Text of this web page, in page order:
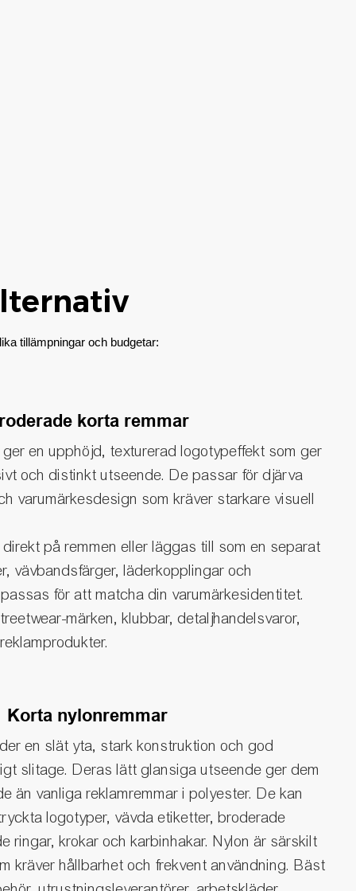
tillämpningar och budgetar:
korta remmar
en upphöjd, texturerad logotypeffekt som ger
och distinkt utseende. De passar för djärva
varumärkesdesign som kräver starkare visuell
på remmen eller läggas till som en separat
vävbandsfärger, läderkopplingar och
för att matcha din varumärkesidentitet.
märken, klubbar, detaljhandelsvaror,
Korta nylonremmar
en slät yta, stark konstruktion och god
slitage. Deras lätt glansiga utseende ger dem
än vanliga reklamremmar i polyester. De kan
logotyper, vävda etiketter, broderade
ringar, krokar och karbinhakar. Nylon är särskilt
kräver hållbarhet och frekvent användning. Bäst